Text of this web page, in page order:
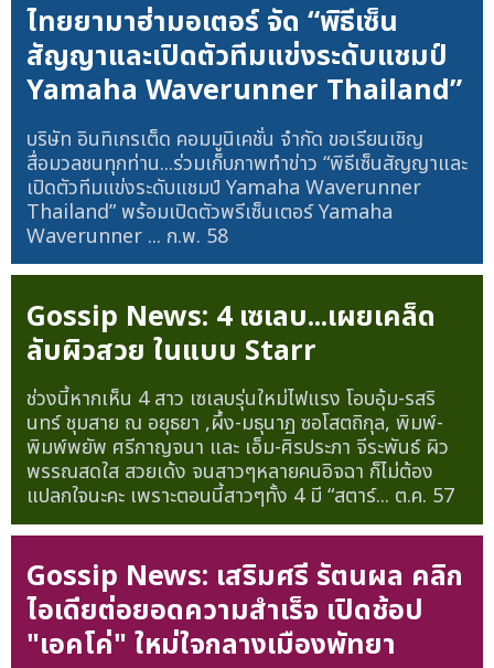
ไทยยามาฮ่ามอเตอร์ จัด “พิธีเซ็น
สัญญาและเปิดตัวทีมแข่งระดับแชมป์
Yamaha Waverunner Thailand”
บริษัท อินทิเกรเต็ด คอมมูนิเคชั่น จำกัด ขอเรียนเชิญ
สื่อมวลชนทุกท่าน...ร่วมเก็บภาพทำข่าว “พิธีเซ็นสัญญาและ
เปิดตัวทีมแข่งระดับแชมป์ Yamaha Waverunner
Thailand” พร้อมเปิดตัวพรีเซ็นเตอร์ Yamaha
Waverunner ... ก.พ. 58
Gossip News: 4 เซเลบ...เผยเคล็ด
ลับผิวสวย ในแบบ Starr
ช่วงนี้หากเห็น 4 สาว เซเลบรุ่นใหม่ไฟแรง โอบอุ้ม-รสริ
นทร์ ชุมสาย ณ อยุธยา ,ผึ้ง-มธุนาฏ ซอโสตถิกุล, พิมพ์-
พิมพ์พยัพ ศรีกาญจนา และ เอ็ม-ศิรประภา จีระพันธ์ ผิว
พรรณสดใส สวยเด้ง จนสาวๆหลายคนอิจฉา ก็ไม่ต้อง
แปลกใจนะคะ เพราะตอนนี้สาวๆทั้ง 4 มี “สตาร์... ต.ค. 57
Gossip News: เสริมศรี รัตนผล คลิก
ไอเดียต่อยอดความสำเร็จ เปิดช้อป
"เอคโค่" ใหม่ใจกลางเมืองพัทยา